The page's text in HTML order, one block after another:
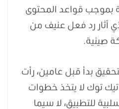
بموجب قواعد المحتوى
أثار رد فعل عنيف من
صينية.
بدأ قبل عامين، رأت
تيك توك لا يتخذ خطوات
للتطبيق، لا سيما